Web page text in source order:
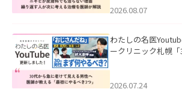
ました。
2026.08.07
わたしの名医
ークリニック札幌
た。
2026.07.24